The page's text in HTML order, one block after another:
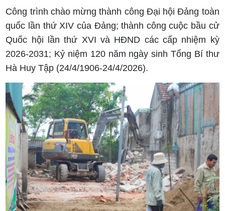
Công trình chào mừng thành công Đại hội Đảng toàn
quốc lần thứ XIV của Đảng; thành công cuộc bầu cử
Quốc hội lần thứ XVI và HĐND các cấp nhiệm kỳ
2026-2031; Kỷ niệm 120 năm ngày sinh Tổng Bí thư
Hà Huy Tập (24/4/1906-24/4/2026).